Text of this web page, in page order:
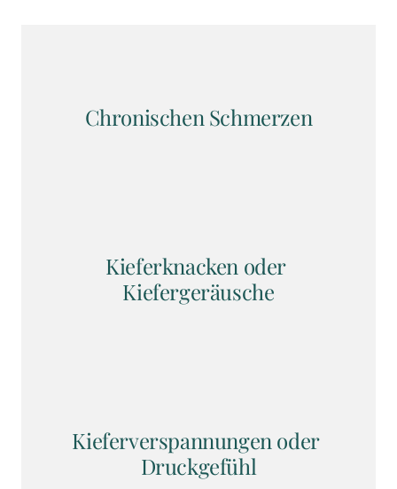
Chronischen Schmerzen
Kieferknacken oder
Kiefergeräusche
Kieferverspannungen oder
Druckgefühl